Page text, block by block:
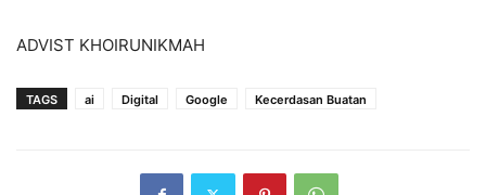
ADVIST KHOIRUNIKMAH
TAGS ai Digital Google Kecerdasan Buatan